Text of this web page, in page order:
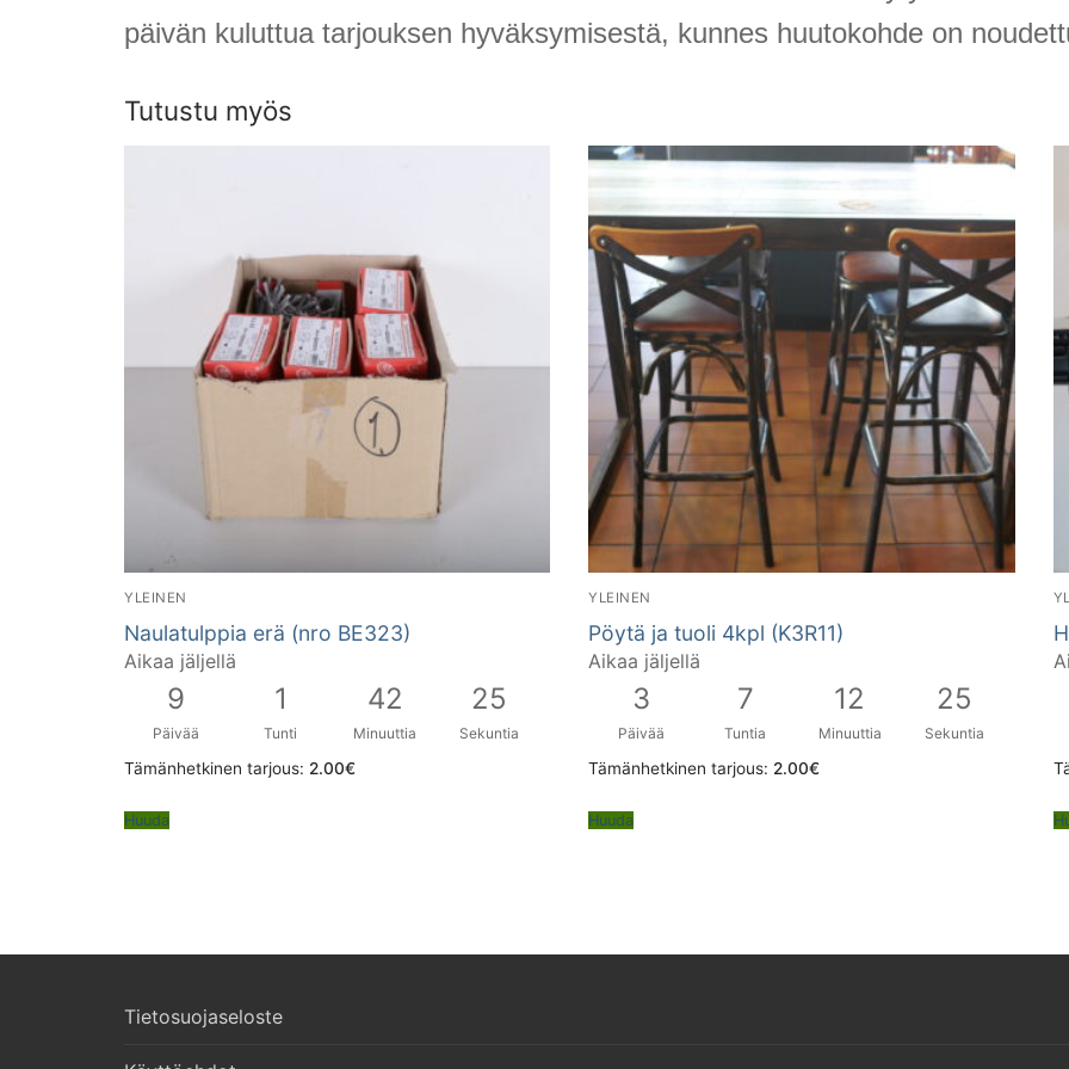
päivän kuluttua tarjouksen hyväksymisestä, kunnes huutokohde on
Tutustu myös
YLEINEN
Naulatulppia erä (nro BE323)
Aikaa jäljellä
9
Päivää
1
Tunti
42
Minuuttia
24
Sekuntia
Tämänhetkinen tarjous: 2.00€
Huuda
YLEINEN
Pöytä ja tuoli 4kpl (K3R11)
Aikaa jäljellä
3
Päivää
7
Tuntia
12
Minuuttia
24
Sekuntia
Tämänhetkinen tarjous: 2.00€
Huuda
Tietosuojaseloste